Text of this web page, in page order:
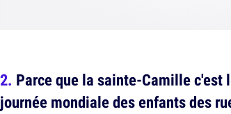
Parce que la sainte-Camille c'est
journée mondiale des enfants des